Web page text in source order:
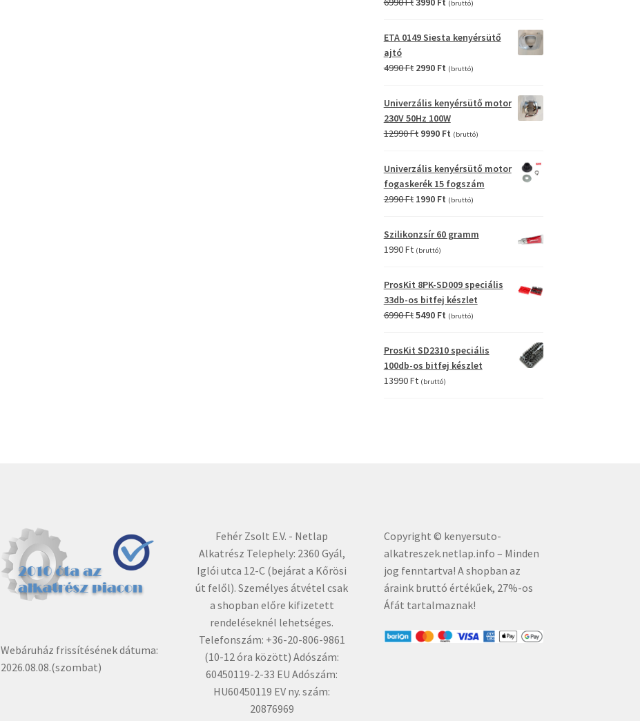
was:
is:
3990 Ft.
(bruttó)
ETA 0149 Siesta kenyérsütő
ajtó
4990Ft Original
was:
4990 Ft.
2990 FtCurrent
2990 Ft.
(bruttó)
Univerzális kenyérsütő motor
230V 50Hz 100W
12990Ft Original
was:
12990 Ft.
9990 FtCurrent
is:
9990 Ft.
(bruttó)
Univerzális kenyérsütő motor
fogaskerék 15 fogszám
2990Ft Original
was:
1990 FtCurrent
is:
1990 Ft.
(bruttó)
Szilikonzsír 60 gramm
1990Ft (bruttó)
ProsKit 8PK-SD009 speciális
33db-os bitfej készlet
6990FtOriginal
was:
6990 Ft.
5490 FtCurrent
is:
5490 Ft.
(bruttó)
ProsKit SD2310 speciális
100db-os bitfej készlet
13990Ft (bruttó)
Webáruház frissítésének dátuma:
2026.08.08.(szombat)
Fehér Zsolt E.V. - Netlap
Alkatrész Telephely: 2360 Gyál,
Iglói utca 12-C (bejárat a Kőrösi
út felől). Személyes átvétel csak
a shopban előre kifizetett
rendeléseknél lehetséges.
Telefonszám: +36-20-806-9861
(10-12 óra között) Adószám:
60450119-2-33 EU Adószám:
HU60450119 EV ny. szám:
20876969
Copyright © kenyersuto-
alkatreszek.netlap.info – Minden
jog fenntartva! A shopban az
áraink bruttó értékűek, 27%-os
Áfát tartalmaznak!